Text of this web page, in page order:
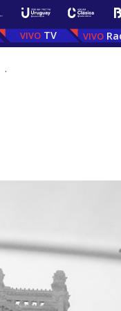
TV
.